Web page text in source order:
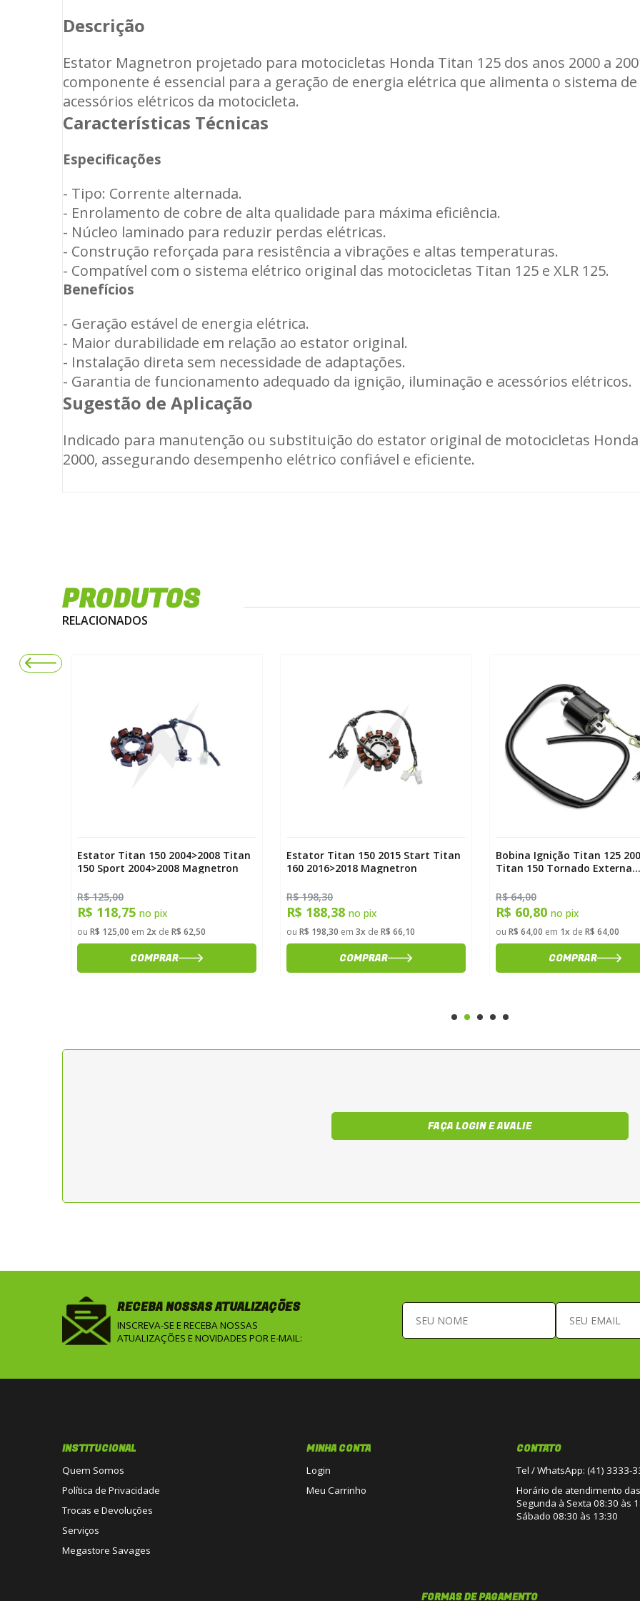
Descrição
Estator Magnetron projetado para motocicletas Honda Titan 125 dos anos 2000 a
componente é essencial para a geração de energia elétrica que alimenta o sistema
acessórios elétricos da motocicleta.
Características Técnicas
Especificações
- Tipo: Corrente alternada.
- Enrolamento de cobre de alta qualidade para máxima eficiência.
- Núcleo laminado para reduzir perdas elétricas.
- Construção reforçada para resistência a vibrações e altas temperaturas.
- Compatível com o sistema elétrico original das motocicletas Titan 125 e XLR 125.
Benefícios
- Geração estável de energia elétrica.
- Maior durabilidade em relação ao estator original.
- Instalação direta sem necessidade de adaptações.
- Garantia de funcionamento adequado da ignição, iluminação e acessórios elétricos.
Sugestão de Aplicação
Indicado para manutenção ou substituição do estator original de motocicletas Honda
2000, assegurando desempenho elétrico confiável e eficiente.
PRODUTOS
RELACIONADOS
Estator Titan 150 2004>2008 Titan
150 Sport 2004>2008 Magnetron
R$ 125,00
R$ 118,75 no pix
ou R$ 125,00 em 2xde R$ 62,50
COMPRAR
Estator Titan 150 2015 Start Titan
160 2016>2018 Magnetron
R$ 198,30
R$ 188,38 no pix
ou R$ 198,30 em 3xde R$ 66,10
COMPRAR
Bobina Ignição Titan 125
Titan 150 Tornado Externa
R$ 64,00
R$ 60,80 no pix
ou R$ 64,00 em 1xde R$ 64,00
COMPRAR
FAÇA LOGIN E AVALIE
RECEBA NOSSAS ATUALIZAÇÕES
INSCREVA-SE E RECEBA NOSSAS
ATUALIZAÇÕES E NOVIDADES POR E-MAIL:
INSTITUCIONAL
Quem Somos
Política de Privacidade
Trocas e Devoluções
Serviços
Megastore Savages
MINHA CONTA
Login
Meu Carrinho
CONTATO
Tel / WhatsApp: (41) 3333-
Horário de atendimento
Segunda à Sexta 08:30 às
Sábado 08:30 às 13:30
FORMAS DE PAGAMENTO